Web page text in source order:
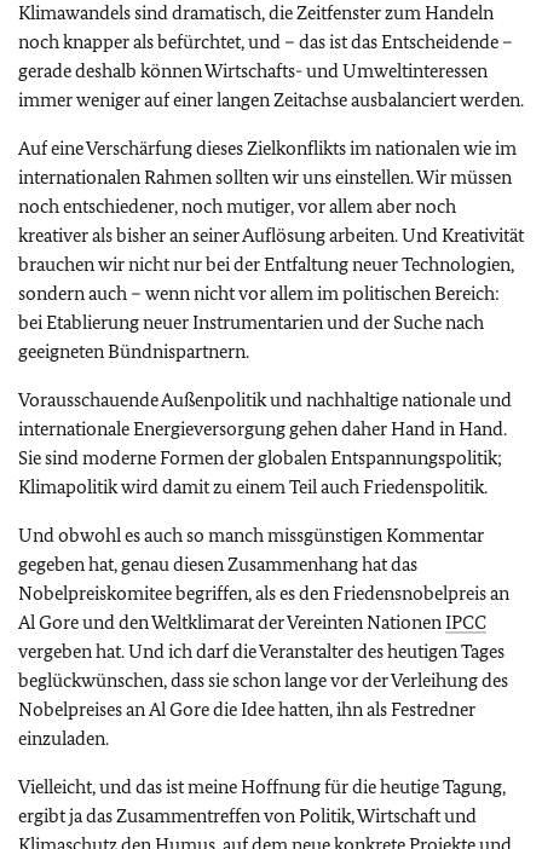
Klimawandels sind dramatisch, die Zeitfenster zum Handeln
noch knapper als befürchtet, und – das ist das Entscheidende –
gerade deshalb können Wirtschafts- und Umweltinteressen
immer weniger auf einer langen Zeitachse ausbalanciert werden.
Auf eine Verschärfung dieses Zielkonflikts im nationalen wie im
internationalen Rahmen sollten wir uns einstellen. Wir müssen
noch entschiedener, noch mutiger, vor allem aber noch
kreativer als bisher an seiner Auflösung arbeiten. Und Kreativität
brauchen wir nicht nur bei der Entfaltung neuer Technologien,
sondern auch – wenn nicht vor allem im politischen Bereich:
bei Etablierung neuer Instrumentarien und der Suche nach
geeigneten Bündnispartnern.
Vorausschauende Außenpolitik und nachhaltige nationale und
internationale Energieversorgung gehen daher Hand in Hand.
Sie sind moderne Formen der globalen Entspannungspolitik;
Klimapolitik wird damit zu einem Teil auch Friedenspolitik.
Und obwohl es auch so manch missgünstigen Kommentar
gegeben hat, genau diesen Zusammenhang hat das
Nobelpreiskomitee begriffen, als es den Friedensnobelpreis an
Al Goreund den Weltklimarat der Vereinten NationenIPCC
vergeben hat. Und ich darf die Veranstalter des heutigen Tages
beglückwünschen, dass sie schon lange vor der Verleihung des
Nobelpreises anAl Goredie Idee hatten, ihn als Festredner
einzuladen.
Vielleicht, und das ist meine Hoffnung für die heutige Tagung,
ergibt ja das Zusammentreffen von Politik, Wirtschaft und